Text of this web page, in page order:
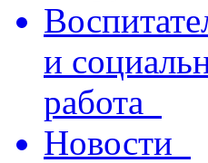
и
работа
Новости